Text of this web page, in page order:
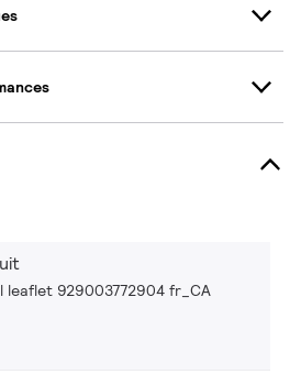
leaflet 929003772904 fr_CA